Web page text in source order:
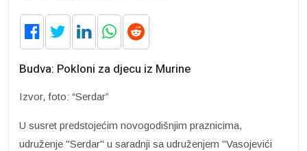
Budva: Pokloni za djecu iz Murine
Izvor, foto: “Serdar”
U susret predstojećim novogodišnjim praznicima,
udruženje "Serdar" u saradnji sa udruženjem "Vasojevići